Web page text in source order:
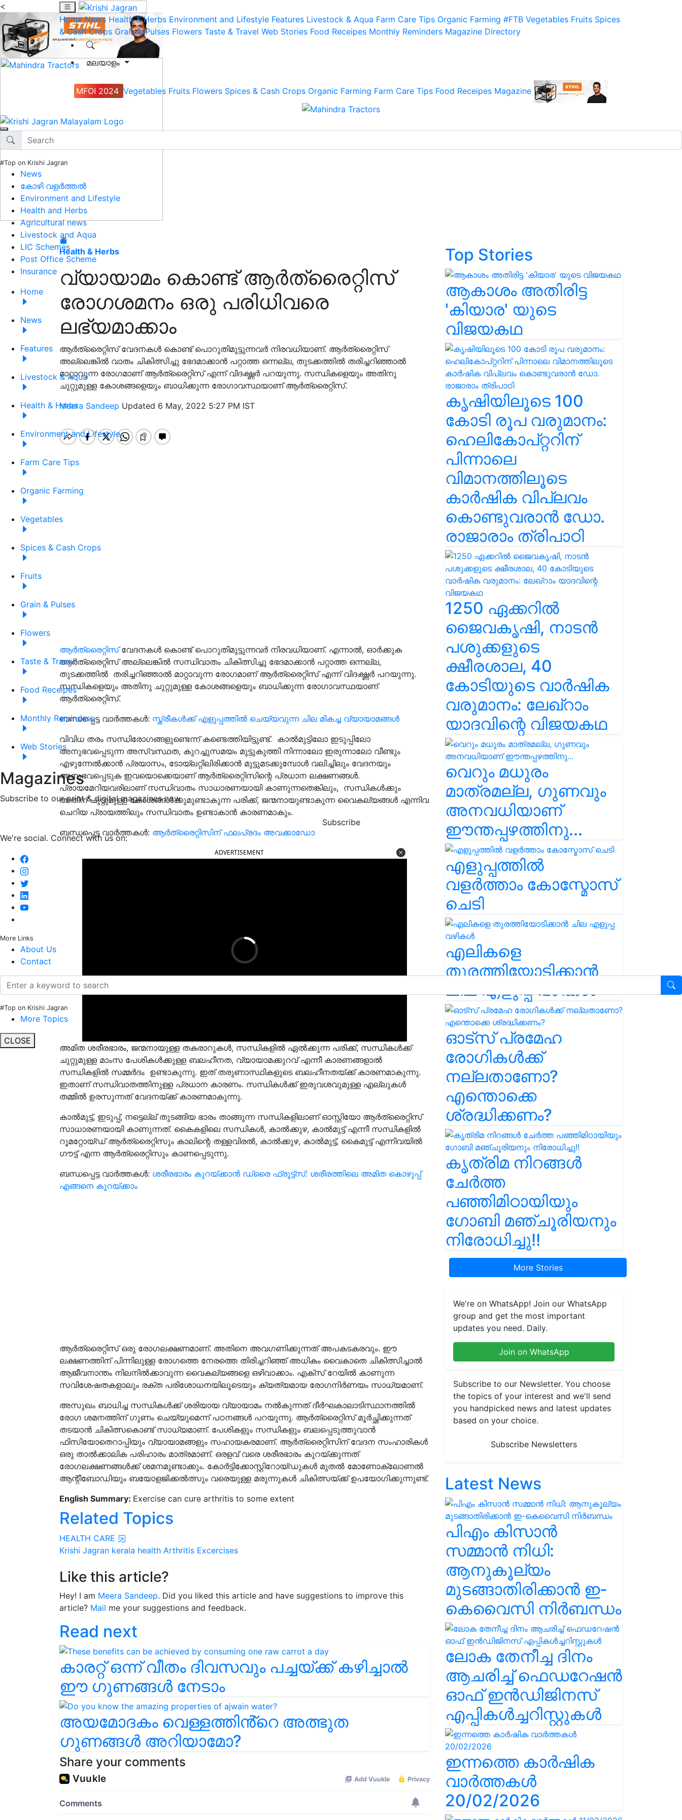
<
Home News Health & Herbs Environment and Lifestyle Features Livestock & Aqua Farm Care Tips Organic Farming #FTB Vegetables Fruits Spices
& Cash Crops Grain & Pulses Flowers Taste & Travel Web Stories Food Receipes Monthly Reminders Magazine Directory
മലയാളം
MFOI 2024 Vegetables Fruits Flowers Spices & Cash Crops Organic Farming Farm Care Tips Food Receipes Magazine
#Top on Krishi Jagran
News
കോഴി വളർത്തൽ
Environment and Lifestyle
Health and Herbs
Agricultural news
Livestock and Aqua
LIC Schemes
Post Office Scheme
Insurance
Home
News
Features
Livestock & Aqua
Health & Herbs
Environment and Lifestyle
Farm Care Tips
Organic Farming
Vegetables
Spices & Cash Crops
Fruits
Grain & Pulses
Flowers
Taste & Travel
Food Receipes
Monthly Reminders
Web Stories
Magazines
Subscribe to our print & digital magazines now.
Subscribe
We're social. Connect with us on:
More Links
About Us
Contact
#Top on Krishi Jagran
More Topics
CLOSE
Health & Herbs
വ്യായാമം കൊണ്ട് ആര്‍ത്രൈറ്റിസ്
രോഗശമനം ഒരു പരിധിവരെ
ലഭ്യമാക്കാം
ആർത്രൈറ്റിസ് വേദനകൾ കൊണ്ട് പൊറുതിമുട്ടുന്നവർ നിരവധിയാണ്. ആർത്രൈറ്റിസ്
അല്ലെങ്കിൽ വാതം ചികിത്സിച്ചു ഭേദമാക്കാൻ പറ്റാത്ത ഒന്നല്ല, തുടക്കത്തിൽ തരിച്ചറിഞ്ഞാൽ
മാറ്റാവുന്ന രോഗമാണ് ആർത്രൈറ്റിസ് എന്ന് വിദഗ്ദ്ധർ പറയുന്നു. സന്ധികളെയും അതിനു
ചുറ്റുമുള്ള കോശങ്ങളെയും ബാധിക്കുന്ന രോഗാവസ്ഥയാണ് ആര്‍ത്രൈറ്റിസ്.
Meera Sandeep Updated 6 May, 2022 5:27 PM IST
ആർത്രൈറ്റിസ്വേദനകൾ കൊണ്ട് പൊറുതിമുട്ടുന്നവർ നിരവധിയാണ്. എന്നാൽ, ഓർക്കുക
ആർത്രൈറ്റിസ് അല്ലെങ്കിൽ സന്ധിവാതം ചികിത്സിച്ചു ഭേദമാക്കാൻ പറ്റാത്ത ഒന്നല്ല,
തുടക്കത്തിൽ തരിച്ചറിഞ്ഞാൽ മാറ്റാവുന്ന രോ​ഗ​മാണ് ആർത്രൈറ്റിസ് എന്ന് വിദഗ്ദ്ധർ പറയുന്നു.
സന്ധികളെയും അതിനു ചുറ്റുമുള്ള കോശങ്ങളെയും ബാധിക്കുന്ന രോഗാവസ്ഥയാണ്
ആര്‍ത്രൈറ്റിസ്.
ബന്ധപ്പെട്ട വാർത്തകൾ: സ്ത്രീകള്‍ക്ക് എളുപ്പത്തിൽ ചെയ്യവുന്ന ചില മികച്ച വ്യായാമങ്ങൾ
വിവിധ തരം സന്ധിരോഗങ്ങളുണ്ടെന്ന് കണ്ടെത്തിയിട്ടുണ്ട്. കാൽമുട്ടിലോ ഇടുപ്പിലോ
അനുഭവപ്പെടുന്ന അസ്വസ്ഥത, കുറച്ചുസമയം മുട്ടുകുത്തി നിന്നാലോ ഇരുന്നാലോ വീണ്ടും
എഴുന്നേൽക്കാൻ പ്രയാസം, ടോയ്‌ലറ്റിലിരിക്കാൻ മുട്ടുമടക്കുമ്പോൾ വലിച്ചിലും വേദനയും
അനുഭവപ്പെടുക ഇവയൊക്കെയാണ് ആർത്രൈറ്റിസിന്റെ പ്രധാന ലക്ഷണങ്ങൾ.
പ്രായമേറിയവരിലാണ് സന്ധിവാതം സാധാരണയായി കാണുന്നതെങ്കിലും, സന്ധികള്‍ക്കും
അതിന് ചുറ്റുമുള്ള കോശങ്ങള്‍ക്കുമുണ്ടാകുന്ന പരിക്ക്, ജന്മനായുണ്ടാകുന്ന വൈകല്യങ്ങൾ എന്നിവ
ചെറിയ പ്രായത്തിലും സന്ധിവാതം ഉണ്ടാകാന്‍ കാരണമാകും.
ബന്ധപ്പെട്ട വാർത്തകൾ: ആർത്രൈറ്റിസിന് ഫലപ്രദം അവക്കാഡോ
ADVERTISEMENT
അമിത ശരീരഭാരം, ജന്മനായുള്ള തകരാറുകൾ, സന്ധികളില്‍ ഏല്‍ക്കുന്ന പരിക്ക്, സന്ധികള്‍ക്ക്
ചുറ്റുമുള്ള മാംസ പേശികള്‍ക്കുള്ള ബലഹീനത, വ്യായാമക്കുറവ് എന്നീ കാരണങ്ങളാല്‍
സന്ധികളില്‍ സമ്മര്‍ദം ഉണ്ടാകുന്നു. ഇത് തരുണാസ്ഥികളുടെ ബലഹീനതയ്ക്ക് കാരണമാകുന്നു.
ഇതാണ് സന്ധിവാതത്തിനുള്ള പ്രധാന കാരണം. സന്ധികള്‍ക്ക് ഇരുവശവുമുള്ള എല്ലുകള്‍
തമ്മില്‍ ഉരസുന്നത് വേദനയ്ക്ക് കാരണമാകുന്നു.
കാല്‍മുട്ട്, ഇടുപ്പ്, നട്ടെല്ല് തുടങ്ങിയ ഭാരം താങ്ങുന്ന സന്ധികളിലാണ് ഓസ്റ്റിയോ ആര്‍ത്രൈറ്റിസ്
സാധാരണയായി കാണുന്നത്. കൈകളിലെ സന്ധികള്‍, കാല്‍ക്കുഴ, കാല്‍മുട്ട് എന്നീ സന്ധികളില്‍
റൂമറ്റോയ്ഡ് ആര്‍ത്രൈറ്റിസും കാലിന്റെ തള്ളവിരല്‍, കാല്‍ക്കുഴ, കാല്‍മുട്ട്, കൈമുട്ട് എന്നിവയില്‍
ഗൗട്ട് എന്ന ആര്‍ത്രൈറ്റിസും കാണപ്പെടുന്നു.
ബന്ധപ്പെട്ട വാർത്തകൾ: ശരീരഭാരം കുറയ്ക്കാൻ ഡ്രൈ ഫ്രൂട്ട്‌സ്: ശരീരത്തിലെ അമിത കൊഴുപ്പ്
എങ്ങനെ കുറയ്ക്കാം
ആര്‍ത്രൈറ്റിസ് ഒരു രോഗലക്ഷണമാണ്. അതിനെ അവഗണിക്കുന്നത് അപകടകരവും. ഈ
ലക്ഷണത്തിന് പിന്നിലുള്ള രോഗത്തെ നേരത്തെ തിരിച്ചറിഞ്ഞ് അധികം വൈകാതെ ചികിത്സിച്ചാല്‍
ആജീവനാന്തം നിലനില്‍ക്കാവുന്ന വൈകല്യങ്ങളെ ഒഴിവാക്കാം. എക്‌സ് റേയില്‍ കാണുന്ന
സവിശേഷതകളാലും രക്ത പരിശോധനയിലൂടെയും ക്യത്യമായ രോഗനിര്‍ണയം സാധ്യമാണ്.
അസുഖം ബാധിച്ച സന്ധികള്‍ക്ക് ശരിയായ വ്യായാമം നല്‍കുന്നത് ദീര്‍ഘകാലാടിസ്ഥാനത്തില്‍
രോഗ ശമനത്തിന് ഗുണം ചെയ്യുമെന്ന് പഠനങ്ങള്‍ പറയുന്നു. ആര്‍ത്രൈറ്റിസ് മൂര്‍ച്ഛിക്കുന്നത്
തടയാന്‍ ചികിത്സകൊണ്ട് സാധ്യമാണ്. പേശികളും സന്ധികളും ബലപ്പെടുത്തുവാന്‍
ഫിസിയോതെറാപ്പിയും വ്യായാമങ്ങളും സഹായകരമാണ്. ആര്‍ത്രൈറ്റിസിന് വേദന സംഹാരികള്‍
ഒരു താല്‍ക്കാലിക പരിഹാരം മാത്രമാണ്. ഒരളവ് വരെ ശരീരഭാരം കുറയ്ക്കുന്നത്
രോഗലക്ഷണങ്ങള്‍ക്ക് ശമനമുണ്ടാക്കും. കോര്‍ട്ടിക്കോസ്റ്റിറോയ്ഡുകള്‍ മുതല്‍ മോണോക്ലോണല്‍
ആന്റീബോഡിയും ബയോളജിക്കല്‍ത്സും വരെയുള്ള മരുന്നുകള്‍ ചികിത്സയ്ക്ക് ഉപയോഗിക്കുന്നുണ്ട്.
English Summary: Exercise can cure arthritis to some extent
Related Topics
HEALTH CARE
Krishi Jagran kerala health Arthritis Excercises
Like this article?
Hey! I am Meera Sandeep. Did you liked this article and have suggestions to improve this
article? Mail me your suggestions and feedback.
Read next
കാരറ്റ് ഒന്ന് വീതം ദിവസവും പച്ചയ്ക്ക് കഴിച്ചാൽ
ഈ ഗുണങ്ങൾ നേടാം
അയമോദകം വെള്ളത്തിൻ്റെ അത്ഭുത
ഗുണങ്ങൾ അറിയാമോ?
Share your comments
Top Stories
ആകാശം അതിരിട്ട
'കിയാര' യുടെ
വിജയകഥ
കൃഷിയിലൂടെ 100
കോടി രൂപ വരുമാനം:
ഹെലികോപ്റ്ററിന്
പിന്നാലെ
വിമാനത്തിലൂടെ
കാർഷിക വിപ്ലവം
കൊണ്ടുവരാൻ ഡോ.
രാജാരാം ത്രിപാഠി
1250 ഏക്കറിൽ
ജൈവകൃഷി, നാടൻ
പശുക്കളുടെ
ക്ഷീരശാല, 40
കോടിയുടെ വാർഷിക
വരുമാനം: ലേഖ്‌റാം
യാദവിന്റെ വിജയകഥ
വെറും മധുരം
മാത്രമല്ല, ഗുണവും
അനവധിയാണ്
ഈന്തപ്പഴത്തിനു...
എളുപ്പത്തിൽ
വളർത്താം കോസ്മോസ്
ചെടി
എലികളെ
തുരത്തിയോടിക്കാൻ
ചില എളുപ്പ വഴികൾ
ഓട്സ് പ്രമേഹ
രോഗികൾക്ക്
നല്ലതാണോ?
എന്തൊക്കെ
ശ്രദ്ധിക്കണം?
കൃത്രിമ നിറങ്ങൾ
ചേർത്ത
പഞ്ഞിമിഠായിയും
ഗോബി മഞ്ചൂരിയനും
നിരോധിച്ചു!!
More Stories
We're on WhatsApp! Join our WhatsApp
group and get the most important
updates you need. Daily.
Join on WhatsApp
Subscribe to our Newsletter. You choose
the topics of your interest and we'll send
you handpicked news and latest updates
based on your choice.
Subscribe Newsletters
Latest News
പിഎം കിസാൻ
സമ്മാൻ നിധി:
ആനുകൂല്യം
മുടങ്ങാതിരിക്കാൻ ഇ-
കെവൈസി നിർബന്ധം
ലോക തേനീച്ച ദിനം
ആചരിച്ച് ഫെഡറേഷൻ
ഓഫ് ഇൻഡിജിനസ്
എപ്പികൾച്ചറിസ്റ്റുകൾ
ഇന്നത്തെ കാർഷിക
വാർത്തകൾ
20/02/2026